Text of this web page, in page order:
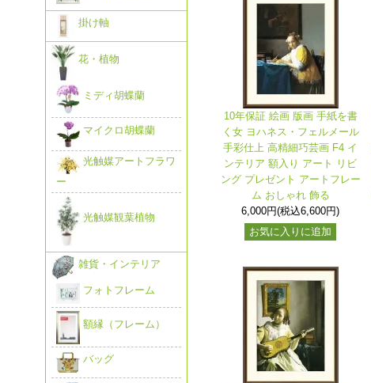
10年保証 絵画 版画 手紙を書
く女 ヨハネス・フェルメール
手彩仕上 高精細巧芸画 F4 イ
ンテリア 額入り アート リビ
ング プレゼント アートフレー
ム おしゃれ 飾る
6,000円(税込6,600円)
お気に入りに追加
掛け軸
花・植物
ミディ胡蝶蘭
マイクロ胡蝶蘭
光触媒アートフラワ
ー
光触媒観葉植物
雑貨・インテリア
フォトフレーム
額縁（フレーム）
バッグ